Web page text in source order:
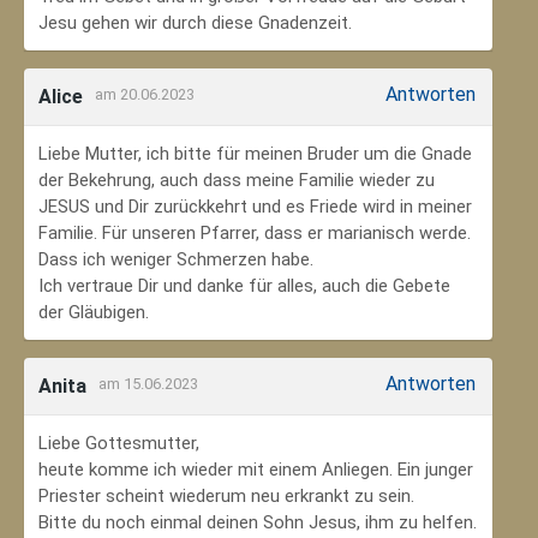
Jesu gehen wir durch diese Gnadenzeit.
Alice am 20.06.2023 Antworten
Liebe Mutter, ich bitte für meinen Bruder um die Gnade
der Bekehrung, auch dass meine Familie wieder zu
JESUS und Dir zurückkehrt und es Friede wird in meiner
Familie. Für unseren Pfarrer, dass er marianisch werde.
Dass ich weniger Schmerzen habe.
Ich vertraue Dir und danke für alles, auch die Gebete
der Gläubigen.
Anita am 15.06.2023 Antworten
Liebe Gottesmutter,
heute komme ich wieder mit einem Anliegen. Ein junger
Priester scheint wiederum neu erkrankt zu sein.
Bitte du noch einmal deinen Sohn Jesus, ihm zu helfen.